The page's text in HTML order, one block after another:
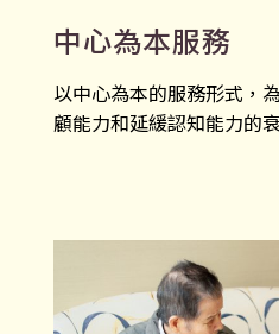
中心為本服務
以中心為本的服務形式，
顧能力和延緩認知能力的